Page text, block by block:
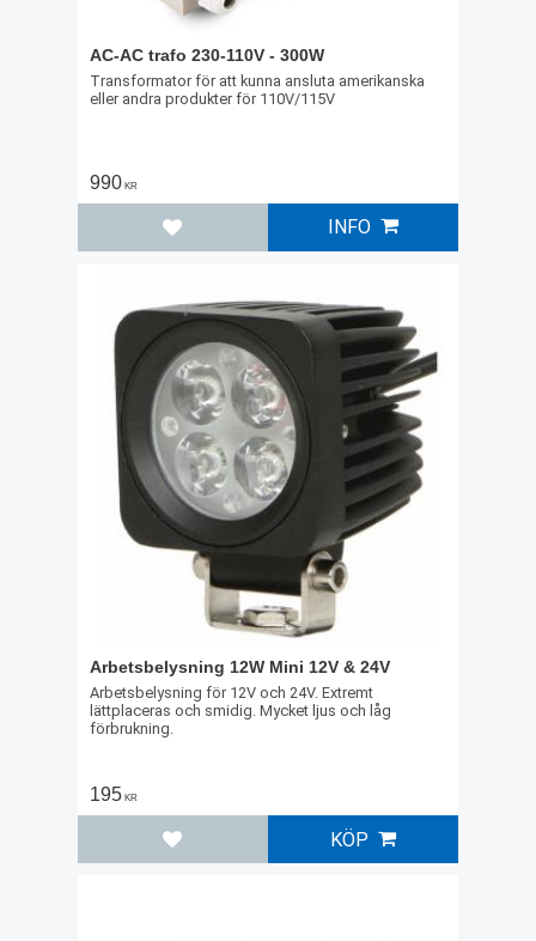
AC-AC trafo 230-110V - 300W
Transformator för att kunna ansluta amerikanska
eller andra produkter för 110V/115V
990KR
Lägg till i favoriter
INFO
Arbetsbelysning 12W Mini 12V & 24V
Arbetsbelysning för 12V och 24V. Extremt
lättplaceras och smidig. Mycket ljus och låg
förbrukning.
195KR
Lägg till i favoriter
KÖP